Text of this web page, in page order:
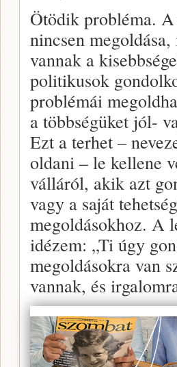
Ötödik probléma.
nincsen
vannak a
politikusok
problémái
a többségüket jól-
Ezt a terhet –
oldani – le kellene
válláról, akik azt
vagy a saját
megoldásokhoz. A
idézem: „Ti úgy
megoldásokra van
vannak, és